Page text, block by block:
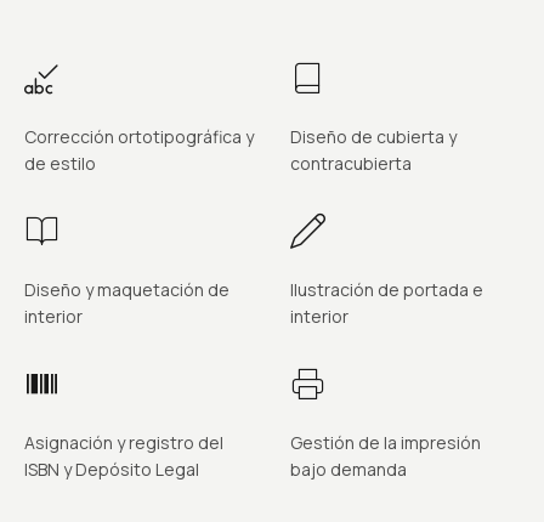
Corrección ortotipográfica y
de estilo
Diseño de cubierta y
contracubierta
Diseño y maquetación de
interior
Ilustración de portada e
interior
Asignación y registro del
ISBN y Depósito Legal
Gestión de la impresión
bajo demanda